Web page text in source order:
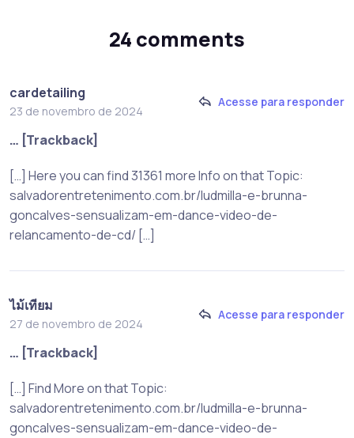
24 comments
cardetailing
23 de novembro de 2024
Acesse para responder
… [Trackback]
[…] Here you can find 31361 more Info on that Topic:
salvadorentretenimento.com.br/ludmilla-e-brunna-
goncalves-sensualizam-em-dance-video-de-
relancamento-de-cd/ […]
ไม้เทียม
27 de novembro de 2024
Acesse para responder
… [Trackback]
[…] Find More on that Topic:
salvadorentretenimento.com.br/ludmilla-e-brunna-
goncalves-sensualizam-em-dance-video-de-